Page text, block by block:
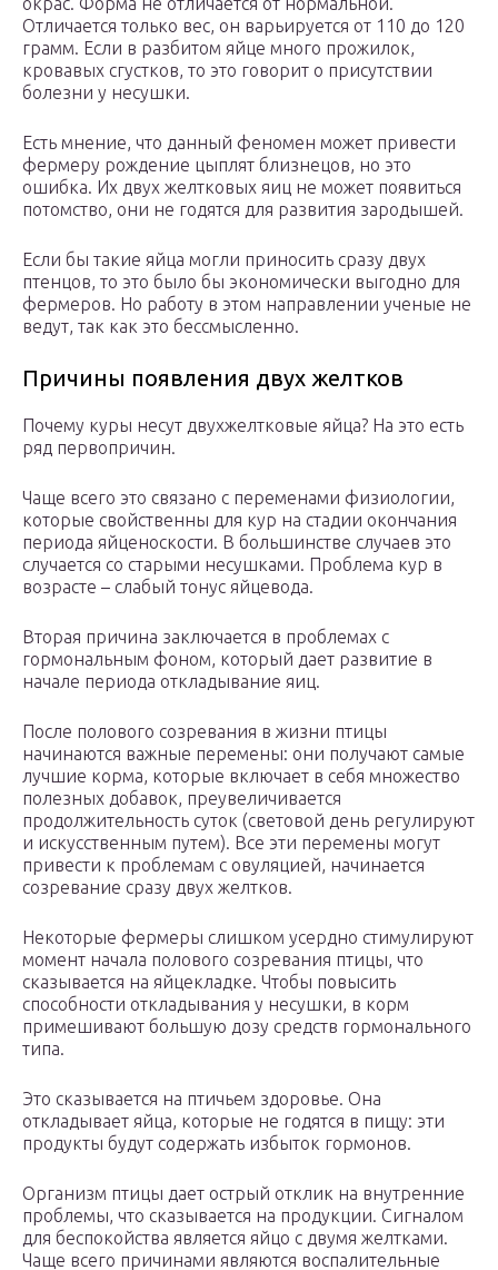
Отличается только вес, он варьируется от 110 до 120
грамм. Если в разбитом яйце много прожилок,
кровавых сгустков, то это говорит о присутствии
болезни у несушки.
Есть мнение, что данный феномен может привести
фермеру рождение цыплят близнецов, но это
ошибка. Их двух желтковых яиц не может появиться
потомство, они не годятся для развития зародышей.
Если бы такие яйца могли приносить сразу двух
птенцов, то это было бы экономически выгодно для
фермеров. Но работу в этом направлении ученые не
ведут, так как это бессмысленно.
Причины появления двух желтков
Почему куры несут двухжелтковые яйца? На это есть
ряд первопричин.
Чаще всего это связано с переменами физиологии,
которые свойственны для кур на стадии окончания
периода яйценоскости. В большинстве случаев это
случается со старыми несушками. Проблема кур в
возрасте – слабый тонус яйцевода.
Вторая причина заключается в проблемах с
гормональным фоном, который дает развитие в
начале периода откладывание яиц.
После полового созревания в жизни птицы
начинаются важные перемены: они получают самые
лучшие корма, которые включает в себя множество
полезных добавок, преувеличивается
продолжительность суток (световой день регулируют
и искусственным путем). Все эти перемены могут
привести к проблемам с овуляцией, начинается
созревание сразу двух желтков.
Некоторые фермеры слишком усердно стимулируют
момент начала полового созревания птицы, что
сказывается на яйцекладке. Чтобы повысить
способности откладывания у несушки, в корм
примешивают большую дозу средств гормонального
типа.
Это сказывается на птичьем здоровье. Она
откладывает яйца, которые не годятся в пищу: эти
продукты будут содержать избыток гормонов.
Организм птицы дает острый отклик на внутренние
проблемы, что сказывается на продукции. Сигналом
для беспокойства является яйцо с двумя желтками.
Чаще всего причинами являются воспалительные